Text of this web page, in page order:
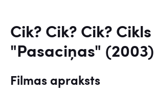
Cik? Cik? Cik? Cikls
"Pasaciņas" (2003)
Filmas apraksts